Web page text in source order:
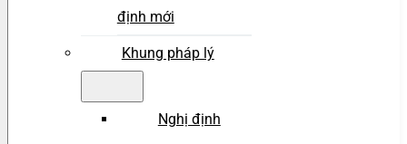
định mới
Khung pháp lý
Nghị định